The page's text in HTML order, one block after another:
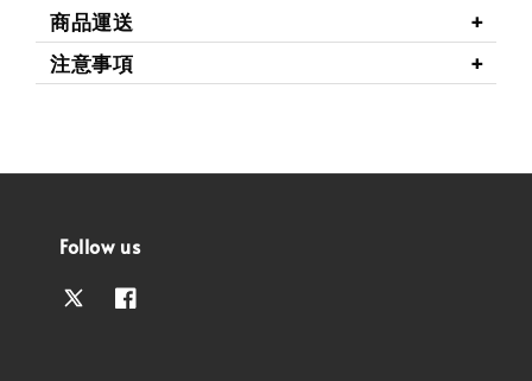
商品運送
注意事項
Follow us